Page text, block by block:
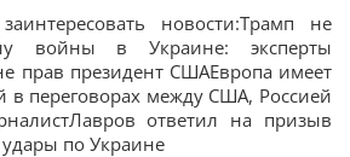
новости:Трамп не
войны в Украине: эксперты
прав президент СШАЕвропа имеет
в переговорах между США, Россией
ответил на призыв
по Украине